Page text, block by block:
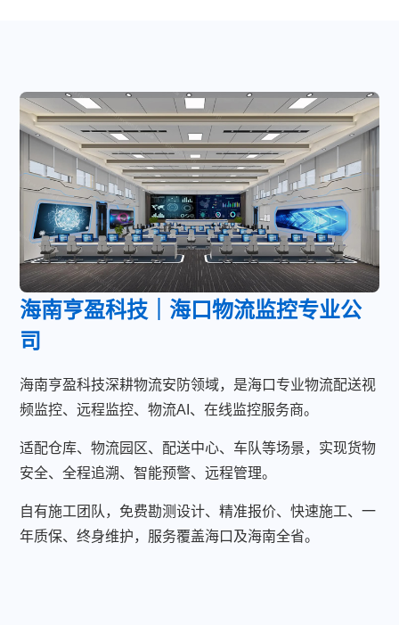
海南亨盈科技｜海口物流监控专业公
司
海南亨盈科技深耕物流安防领域，是海口专业物流配送视
频监控、远程监控、物流AI、在线监控服务商。
适配仓库、物流园区、配送中心、车队等场景，实现货物
安全、全程追溯、智能预警、远程管理。
自有施工团队，免费勘测设计、精准报价、快速施工、一
年质保、终身维护，服务覆盖海口及海南全省。